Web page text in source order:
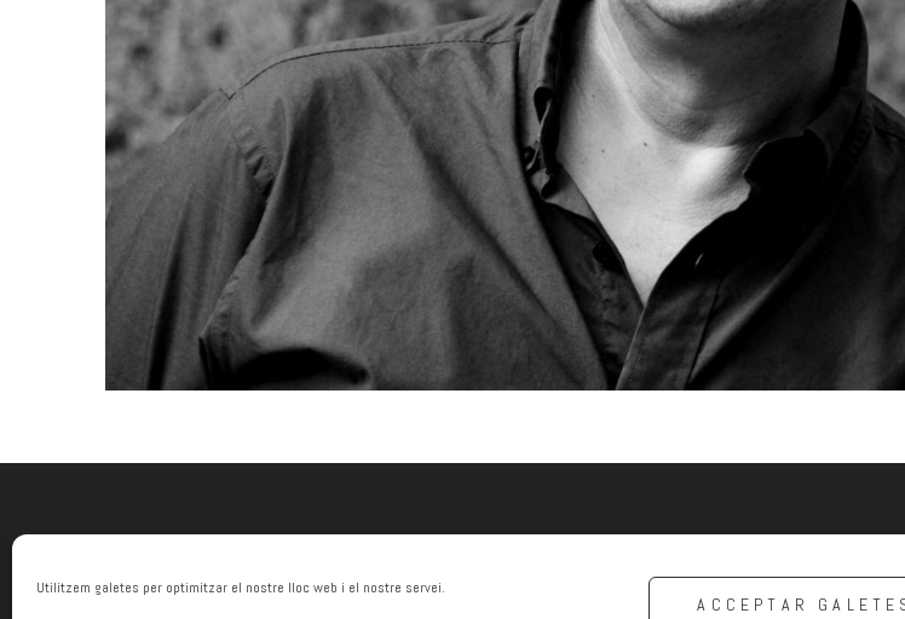
Utilitzem galetes per optimitzar el nostre lloc web i el nostre servei.
ACCEPTAR